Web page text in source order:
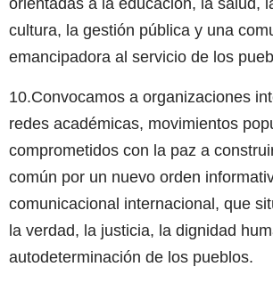
orientadas a la educación, la salud,
cultura, la gestión pública y una
emancipadora al servicio de los
10.Convocamos a organizaciones
redes académicas, movimientos
comprometidos con la paz a
común por un nuevo orden
comunicacional internacional, que
la verdad, la justicia, la dignidad
autodeterminación de los pueblos.